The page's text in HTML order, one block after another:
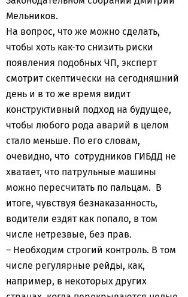
Мельников.
На вопрос, что же можно сделать,
чтобы хоть как-то снизить риски
появления подобных ЧП, эксперт
смотрит скептически на сегодняшний
день и в то же время видит
конструктивный подход на будущее,
чтобы любого рода аварий в целом
стало меньше. По его словам,
очевидно, что сотрудников ГИБДД не
хватает, что патрульные машины
можно пересчитать по пальцам. В
итоге, чувствуя безнаказанность,
водители ездят как попало, в том
числе нетрезвые, без прав.
– Необходим строгий контроль. В том
числе регулярные рейды, как,
например, в некоторых других